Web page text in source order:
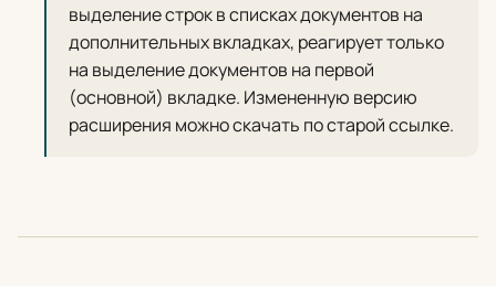
выделение строк в списках документов на
дополнительных вкладках, реагирует только
на выделение документов на первой
(основной) вкладке. Измененную версию
расширения можно скачать по старой ссылке.